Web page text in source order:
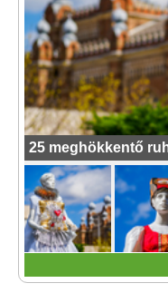
25 meghökkentő